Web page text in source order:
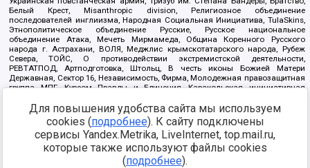
Белый Крест, Misanthropic division, Религиозное объединение
последователей инглиизма, Народная Социальная Инициатива, TulaSkins,
Этнополитическое объединение Русские, Русское национальное
объединение Атака, Мечеть Мирмамеда, Община Коренного Русского
народа г. Астрахани, ВОЛЯ, Меджлис крымскотатарского народа, Рубеж
Севера, ТОЙС, О противодействии экстремистской деятельности,
РЕВТАТПОД, Артподготовка, Штольц, В честь иконы Божией Матери
Державная, Сектор 16, Независимость, Фирма, Молодежная правозащитная
группа МПГ, Курсом Правды и Единения, Каракольская инициативная
Благотворительный пансионат Ак Умут, Русская республика Русь,
Арестантское уголовное единство, Башкорт, Нация и свобода, W.H.С., Фалунь
Дафа, Иртыш Ultras, Русский Патриотический клуб-Новокузнецк/РПК,
Сибирский державный союз, Фонд борьбы с коррупцией, Фонд защиты прав
граждан, Штабы Навального, Совет граждан СССР Прикубанского округа г.
Краснодара
Для повышения удобства сайта мы используем
cookies (подробнее). К сайту подключены
сервисы Yandex.Metrika, LiveInternet, top.mail.ru,
которые также используют файлы cookies
(подробнее).